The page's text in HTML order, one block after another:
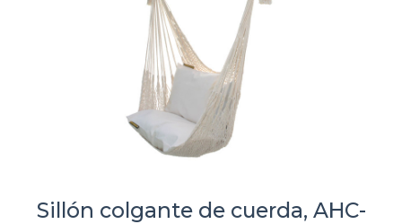
Sillón colgante de cuerda, AHC-